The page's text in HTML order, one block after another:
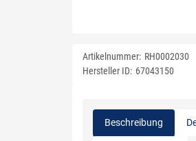
Artikelnummer: RH0002030
Hersteller ID: 67043150
Beschreibung